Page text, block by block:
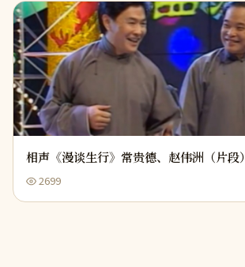
相声《漫谈生行》常贵德、赵伟洲（片段）
2699